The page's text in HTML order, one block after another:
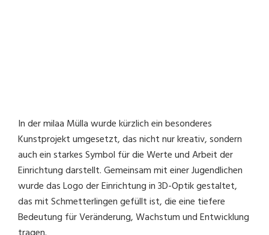
In der milaa Mülla wurde kürzlich ein besonderes
Kunstprojekt umgesetzt, das nicht nur kreativ, sondern
auch ein starkes Symbol für die Werte und Arbeit der
Einrichtung darstellt. Gemeinsam mit einer Jugendlichen
wurde das Logo der Einrichtung in 3D-Optik gestaltet,
das mit Schmetterlingen gefüllt ist, die eine tiefere
Bedeutung für Veränderung, Wachstum und Entwicklung